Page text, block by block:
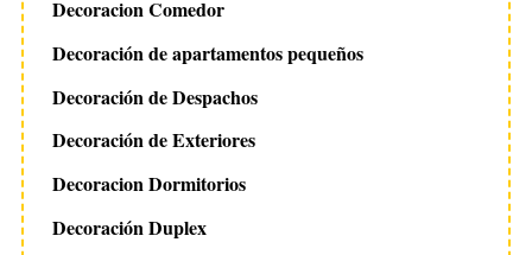
Decoracion Comedor
Decoración de apartamentos pequeños
Decoración de Despachos
Decoración de Exteriores
Decoracion Dormitorios
Decoración Duplex